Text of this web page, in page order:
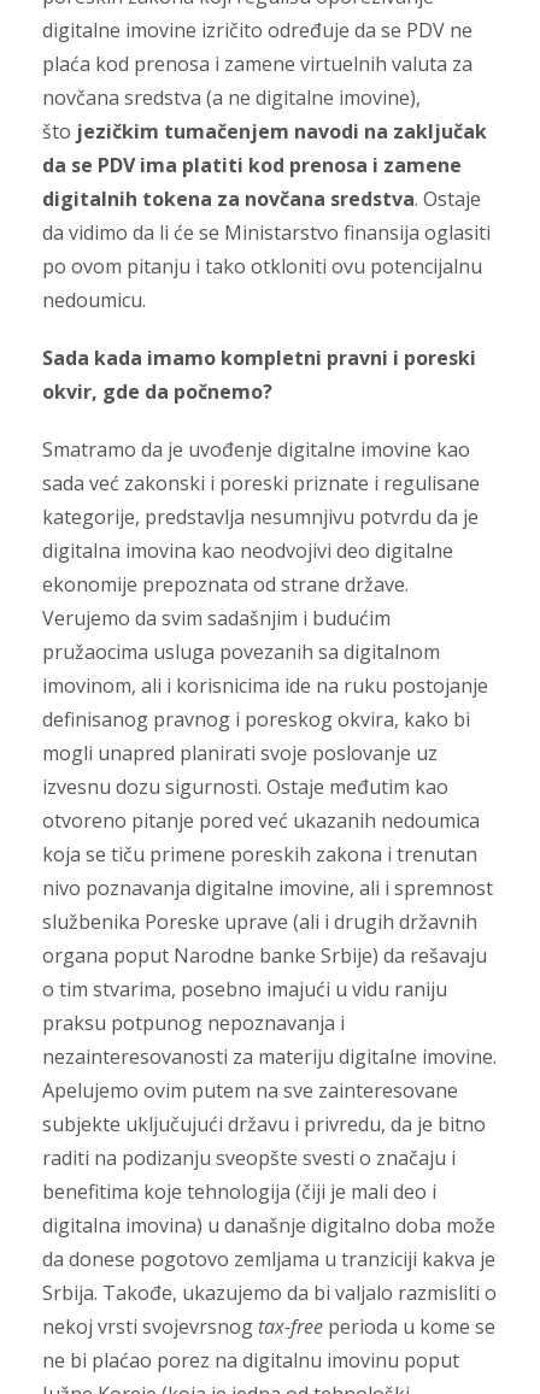
digitalne imovine izričito određuje da se PDV ne
plaća kod prenosa i zamene virtuelnih valuta za
novčana sredstva (a ne digitalne imovine),
što jezičkim tumačenjem navodi na zaključak
da se PDV ima platiti kod prenosa i zamene
digitalnih tokena za novčana sredstva. Ostaje
da vidimo da li će se Ministarstvo finansija oglasiti
po ovom pitanju i tako otkloniti ovu potencijalnu
nedoumicu.
Sada kada imamo kompletni pravni i poreski
okvir, gde da počnemo?
Smatramo da je uvođenje digitalne imovine kao
sada već zakonski i poreski priznate i regulisane
kategorije, predstavlja nesumnjivu potvrdu da je
digitalna imovina kao neodvojivi deo digitalne
ekonomije prepoznata od strane države.
Verujemo da svim sadašnjim i budućim
pružaocima usluga povezanih sa digitalnom
imovinom, ali i korisnicima ide na ruku postojanje
definisanog pravnog i poreskog okvira, kako bi
mogli unapred planirati svoje poslovanje uz
izvesnu dozu sigurnosti. Ostaje međutim kao
otvoreno pitanje pored već ukazanih nedoumica
koja se tiču primene poreskih zakona i trenutan
nivo poznavanja digitalne imovine, ali i spremnost
službenika Poreske uprave (ali i drugih državnih
organa poput Narodne banke Srbije) da rešavaju
o tim stvarima, posebno imajući u vidu raniju
praksu potpunog nepoznavanja i
nezainteresovanosti za materiju digitalne imovine.
Apelujemo ovim putem na sve zainteresovane
subjekte uključujući državu i privredu, da je bitno
raditi na podizanju sveopšte svesti o značaju i
benefitima koje tehnologija (čiji je mali deo i
digitalna imovina) u današnje digitalno doba može
da donese pogotovo zemljama u tranziciji kakva je
Srbija. Takođe, ukazujemo da bi valjalo razmisliti o
nekoj vrsti svojevrsnog tax-free perioda u kome se
ne bi plaćao porez na digitalnu imovinu poput